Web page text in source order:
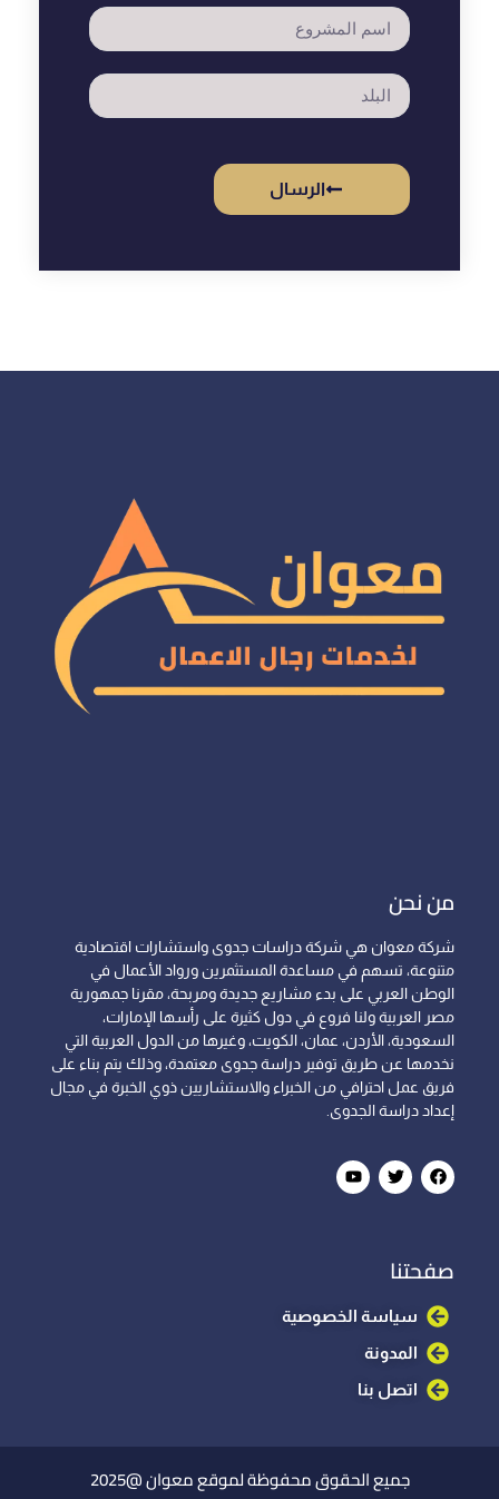
الرسال
من نحن
شركة معوان هي شركة دراسات جدوى واستشارات اقتصادية
متنوعة، تسهم في مساعدة المستثمرين ورواد الأعمال في
الوطن العربي على بدء مشاريع جديدة ومربحة، مقرنا جمهورية
مصر العربية ولنا فروع في دول كثيرة على رأسها الإمارات،
السعودية، الأردن، عمان، الكويت، وغيرها من الدول العربية التي
نخدمها عن طريق توفير دراسة جدوى معتمدة، وذلك يتم بناء على
فريق عمل احترافي من الخبراء والاستشاريين ذوي الخبرة في مجال
إعداد دراسة الجدوى.
صفحتنا
سياسة الخصوصية
المدونة
اتصل بنا
جميع الحقوق محفوظة لموقع معوان @2025